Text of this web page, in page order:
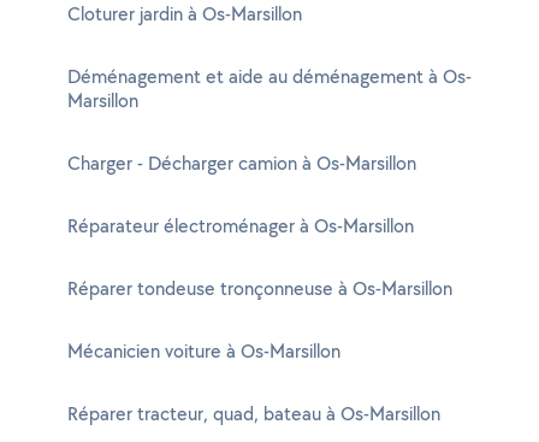
Cloturer jardin à Os-Marsillon
Déménagement et aide au déménagement à Os-
Marsillon
Charger - Décharger camion à Os-Marsillon
Réparateur électroménager à Os-Marsillon
Réparer tondeuse tronçonneuse à Os-Marsillon
Mécanicien voiture à Os-Marsillon
Réparer tracteur, quad, bateau à Os-Marsillon